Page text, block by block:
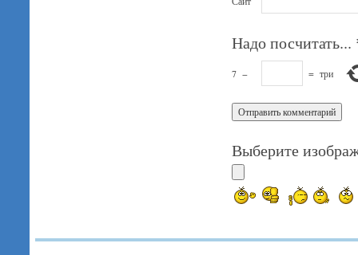
Надо посчитать...
7 − = три
Выберите